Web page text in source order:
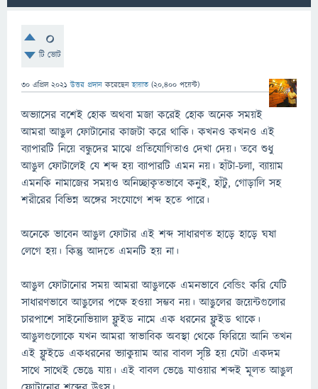
0
টি ভোট
30 এপ্রিল 2021 উত্তর প্রদান করেছেনহায়াত (20,400 পয়েন্ট)
অভ্যাসের বশেই হোক অথবা মজা করেই হোক অনেক সময়ই
আমরা আঙুল ফোটানোর কাজটা করে থাকি। কখনও কখনও এই
ব্যাপারটি নিয়ে বন্ধুদের মাঝে প্রতিযোগিতাও দেখা দেয়। তবে শুধু
আঙুল ফোটালেই যে শব্দ হয় ব্যাপারটি এমন নয়। হাঁটা-চলা, ব্যায়াম
এমনকি নামাজের সময়ও অনিচ্ছাকৃতভাবে কনুই, হাঁটু, গোড়ালি সহ
শরীরের বিভিন্ন অঙ্গের সংযোগে শব্দ হতে পারে।
অনেকে ভাবেন আঙুল ফোটার এই শব্দ সাধারণত হাড়ে হাড়ে ঘষা
লেগে হয়। কিন্তু আদতে এমনটি হয় না।
আঙুল ফোটানোর সময় আমরা আঙুলকে এমনভাবে বেন্ডিং করি যেটি
সাধারণভাবে আঙুলের পক্ষে হওয়া সম্ভব নয়। আঙুলের জয়েন্টগুলোর
চারপাশে সাইনোভিয়াল ফ্লুইড নামে এক ধরনের ফ্লুইড থাকে।
আঙুলগুলোকে যখন আমরা স্বাভাবিক অবস্থা থেকে ফিরিয়ে আনি তখন
এই ফ্লুইডে একধরনের ভ্যাকুয়াম আর বাবল সৃষ্টি হয় যেটা একদম
সাথে সাথেই ভেঙে যায়। এই বাবল ভেঙে যাওয়ার শব্দই মূলত আঙুল